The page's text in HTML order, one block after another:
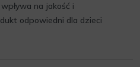
na jakość i
odpowiedni dla dzieci